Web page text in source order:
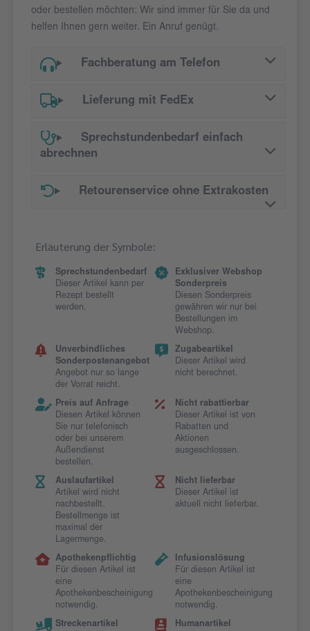
oder bestellen möchten: Wir sind immer für Sie da und
helfen Ihnen gern weiter. Ein Anruf genügt.
Fachberatung am Telefon
Lieferung mit FedEx
Sprechstundenbedarf einfach
abrechnen
Retourenservice ohne Extrakosten
Erläuterung der Symbole:
Sprechstundenbedarf
Dieser Artikel kann per
Rezept bestellt
werden.
Exklusiver Webshop
Sonderpreis
Diesen Sonderpreis
gewähren wir nur bei
Bestellungen im
Webshop.
Unverbindliches
Sonderpostenangebot
Angebot nur so lange
der Vorrat reicht.
Zugabeartikel
Dieser Artikel wird
nicht berechnet.
Preis auf Anfrage
Diesen Artikel können
Sie nur telefonisch
oder bei unserem
Außendienst
bestellen.
Nicht rabattierbar
Dieser Artikel ist von
Rabatten und
Aktionen
ausgeschlossen.
Auslaufartikel
Artikel wird nicht
nachbestellt.
Bestellmenge ist
maximal der
Lagermenge.
Nicht lieferbar
Dieser Artikel ist
aktuell nicht lieferbar.
Apothekenpflichtig
Für diesen Artikel ist
eine
Apothekenbescheinigung
notwendig.
Infusionslösung
Für diesen Artikel ist
eine
Apothekenbescheinigung
notwendig.
Streckenartikel
Humanartikel